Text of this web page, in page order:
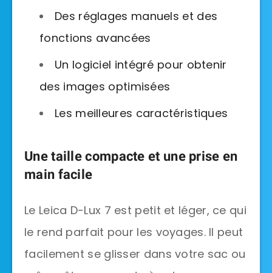
Des réglages manuels et des
fonctions avancées
Un logiciel intégré pour obtenir
des images optimisées
Les meilleures caractéristiques
Une taille compacte et une prise en
main facile
Le Leica D-Lux 7 est petit et léger, ce qui
le rend parfait pour les voyages. Il peut
facilement se glisser dans votre sac ou